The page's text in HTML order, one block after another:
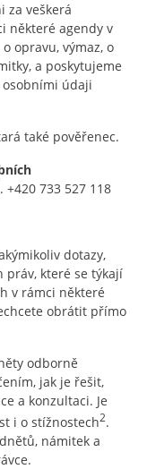
za veškerá
některé agendy v
opravu, výmaz, o
a poskytujeme
osobními údaji
také pověřenec.
+420 733 527 118
dotazy,
práv, které se týkají
v rámci některé
obrátit přímo
odborně
jak je řešit,
a konzultaci. Je
i o stížnostech2.
námitek a